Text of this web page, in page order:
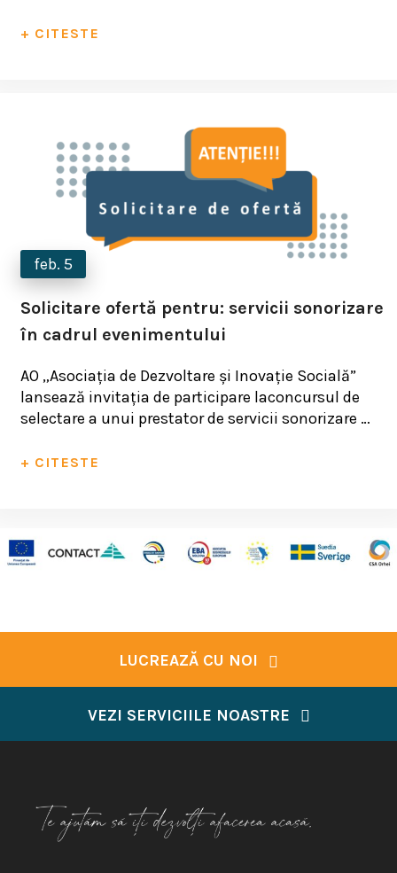
+ CITESTE
feb. 5
Solicitare ofertă pentru: servicii sonorizare
în cadrul evenimentului
AO „Asociația de Dezvoltare și Inovație Socială”
lansează invitația de participare laconcursul de
selectare a unui prestator de servicii sonorizare …
+ CITESTE
LUCREAZĂ CU NOI
VEZI SERVICIILE NOASTRE